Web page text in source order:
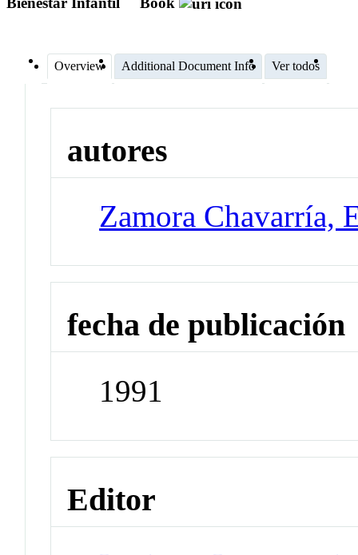
Overview Additional Document Info Ver todos
autores
Zamora Chavarría,
fecha de publicación
1991
Editor